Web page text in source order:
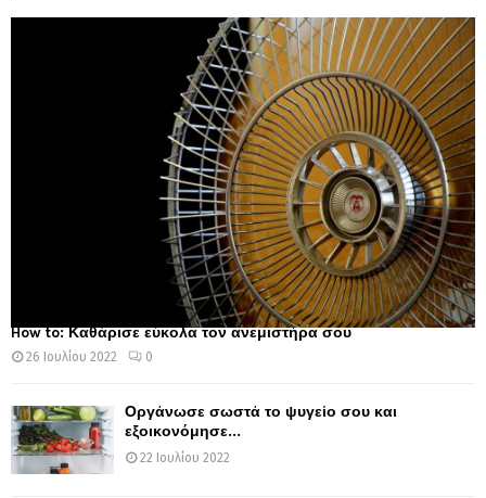
How to: Καθάρισε εύκολα τον ανεμιστήρα σου
26 Ιουλίου 2022 0
Οργάνωσε σωστά το ψυγείο σου και
εξοικονόμησε...
22 Ιουλίου 2022